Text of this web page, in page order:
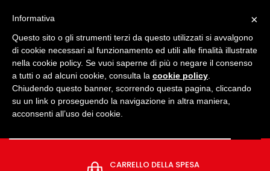
CARRELLO DELLA SPESA
×
Informativa
Questo sito o gli strumenti terzi da questo utilizzati si avvalgono
di cookie necessari al funzionamento ed utili alle finalità illustrate
nella cookie policy. Se vuoi saperne di più o negare il consenso
a tutti o ad alcuni cookie, consulta la cookie policy
Chiudendo questo banner, scorrendo questa pagina, cliccando
su un link o proseguendo la navigazione in altra maniera,
acconsenti all’uso dei cookie.